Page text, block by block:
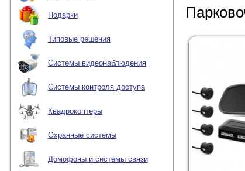
Подарки
Типовые решения
Системы видеонаблюдения
Системы контроля доступа
Квадрокоптеры
Охранные системы
Домофоны и системы связи